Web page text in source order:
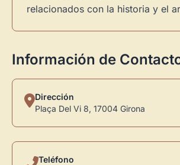
relacionados con la historia y el
Información de
Dirección
Plaça Del Vi 8, 17004 Girona
Teléfono